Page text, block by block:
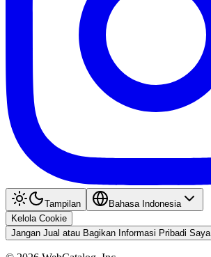
Tampilan
Bahasa Indonesia
Kelola Cookie
Jangan Jual atau Bagikan Informasi Pribadi Saya